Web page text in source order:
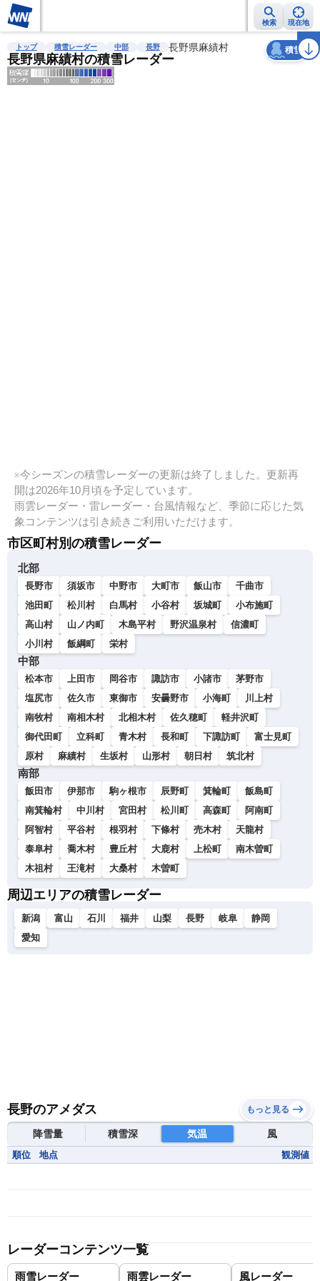
検索 現在地
雨雲レーダー 台風情報 地震情報 警報・注意報 2週間天気 ラ
トップ 積雪レーダー 中部 長野 長野県麻績村
長野県麻績村の積雪レーダー
積雪
天気 台風
※今シーズンの積雪レーダーの更新は終了しました。更新再
開は2026年10月頃を予定しています。
雨雲レーダー・雷レーダー・台風情報など、季節に応じた気
象コンテンツは引き続きご利用いただけます。
市区町村別の積雪レーダー
北部
長野市 須坂市 中野市 大町市 飯山市
千曲市
池田町
松川村 白馬村 小谷村 坂城町
小布施町
高山村
山ノ内町 木島平村 野沢温泉村
信濃町
小川村
飯綱町 栄村
中部
松本市 上田市 岡谷市 諏訪市 小諸市
茅野市
塩尻市
佐久市 東御市 安曇野市 小海町
川上村
南牧村
南相木村 北相木村 佐久穂町
軽井沢町
御代田町
立科町 青木村 長和町 下諏訪町
富士見町
原村
麻績村 生坂村 山形村 朝日村 筑北村
南部
飯田市 伊那市 駒ヶ根市 辰野町 箕輪町
飯島町
南箕輪村
中川村 宮田村 松川町 高森町
阿南町
阿智村
平谷村 根羽村 下條村 売木村
天龍村
泰阜村
喬木村 豊丘村 大鹿村 上松町
南木曽町
木祖村
王滝村 大桑村 木曽町
周辺エリアの積雪レーダー
新潟 富山 石川 福井 山梨 長野 岐阜
静岡
愛知
長野のアメダス もっと見る
降雪量 積雪深 気温 風
順位 地点 観測値
レーダーコンテンツ一覧
雨雪レーダー 雨雲レーダー 風レーダー